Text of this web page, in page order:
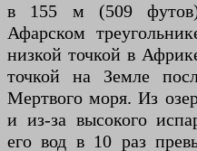
в 155 м (509
Афарском
низкой точкой в
точкой на Земле
Мертвого моря. Из
и из-за высокого
его вод в 10 раз